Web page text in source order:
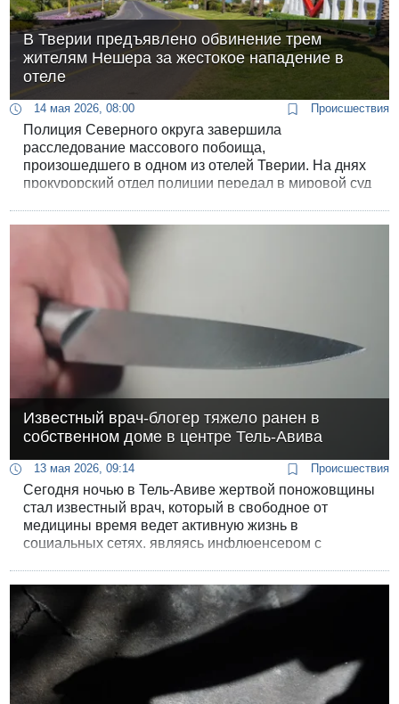
В Тверии предъявлено обвинение трем
жителям Нешера за жестокое нападение в
отеле
14 мая 2026, 08:00 Происшествия
Полиция Северного округа завершила
расследование массового побоища,
произошедшего в одном из отелей Тверии. На днях
прокурорский отдел полиции передал в мировой суд
дела - 17-летний подросток, а также двое мужчин в
групповое нападение на мужчину, совершенное с
особой жестокостью на глазах у его семьи.
Известный врач-блогер тяжело ранен в
собственном доме в центре Тель-Авива
13 мая 2026, 09:14 Происшествия
Сегодня ночью в Тель-Авиве жертвой поножовщины
стал известный врач, который в свободное от
медицины время ведет активную жизнь в
социальных сетях, являясь инфлюенсером с